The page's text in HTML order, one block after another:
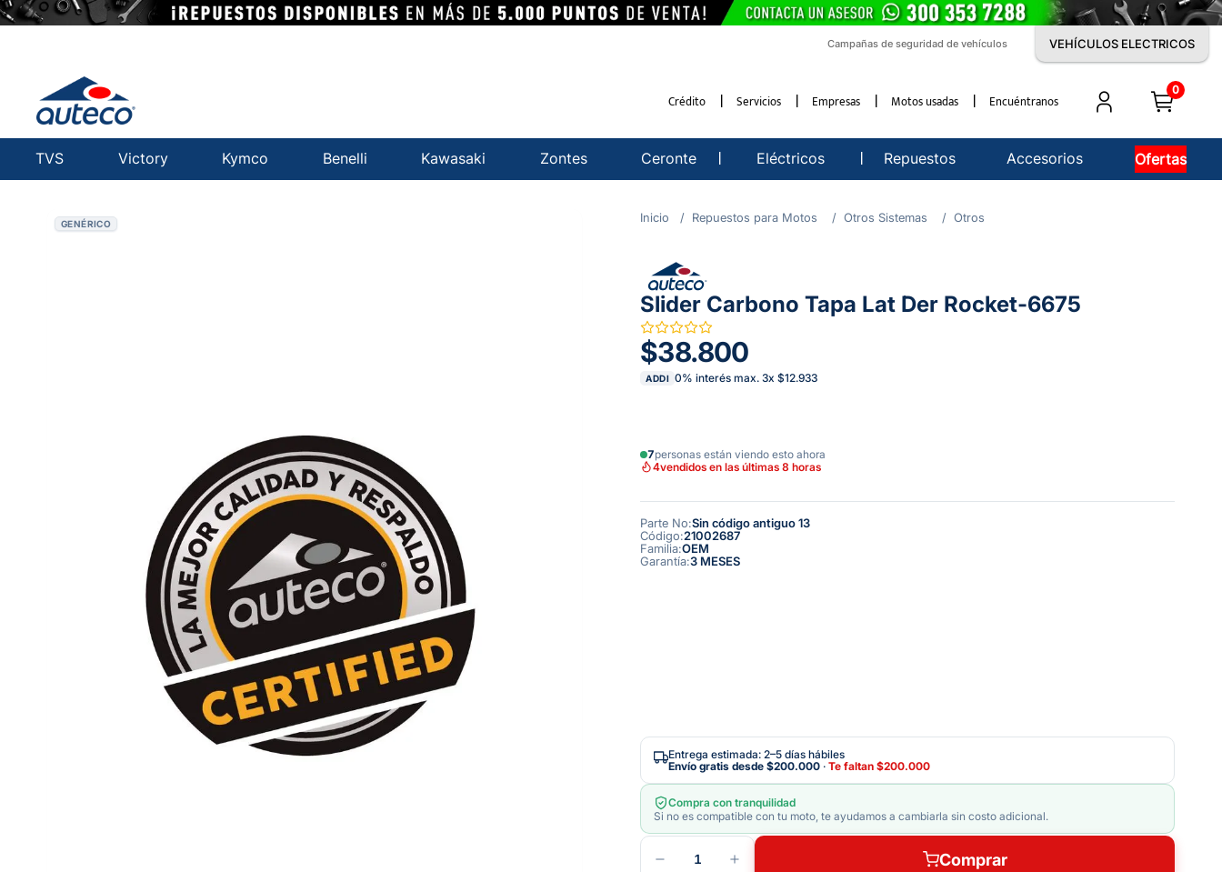
Campañas de seguridad de vehículos VEHÍCULOS ELECTRICOS
Crédito Servicios Empresas Motos usadas Encuéntranos
0
TVS Victory Kymco Benelli Kawasaki Zontes Ceronte Eléctricos Repuestos Accesorios Ofertas
GENÉRICO Repuestos para Motos Otros Sistemas Otros
Slider Carbono Tapa Lat Der Rocket-6675
$38.800
ADDI 0% interés max. 3x $12.933
7personas están viendo esto ahora
4vendidos en las últimas 8 horas
Parte No:Sin código antiguo 13
Código:21002687
Familia:OEM
Garantía:3 MESES
Entrega estimada: 2–5 días hábiles
Envío gratis desde $200.000 · Te faltan $200.000
Compra con tranquilidad
Si no es compatible con tu moto, te ayudamos a cambiarla sin costo adicional.
1 Comprar